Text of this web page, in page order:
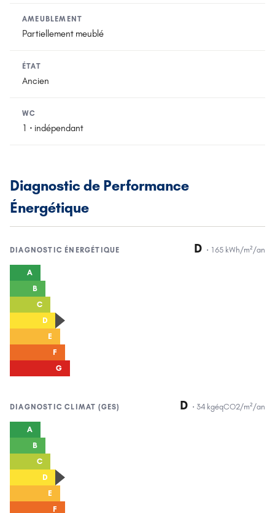
AMEUBLEMENT
Partiellement meublé
ÉTAT
Ancien
WC
1 · indépendant
Diagnostic de Performance
Énergétique
DIAGNOSTIC ÉNERGÉTIQUE D · 165 kWh/m²/an
A
B
C
D
E
F
G
DIAGNOSTICCLIMAT (GES) D · 34 kgéqCO2/m²/an
A
B
C
D
E
F